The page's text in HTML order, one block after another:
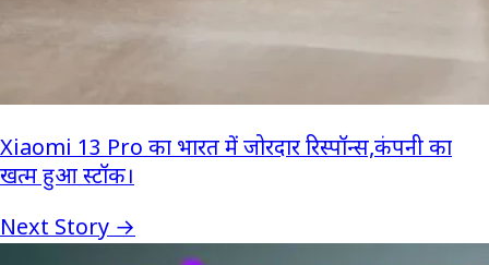
Xiaomi 13 Pro का भारत में जोरदार रिस्पॉन्स,कंपनी का
खत्म हुआ स्टॉक।
Next Story →